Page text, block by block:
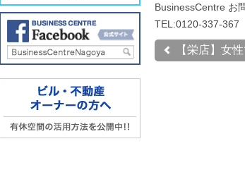
BusinessCentre お
TEL:0120-337-367
【栄店】女性で